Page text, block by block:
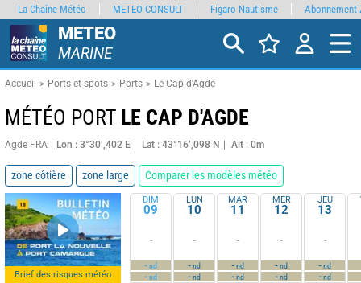
METEO
MARINE
Accueil Ports et spots Ports Le Cap d'Agde
MÉTÉO PORT LE CAP D'AGDE
Agde FRA Lon : 3°30’,402 E Lat : 43°16’,098 N Alt : 0m
zone côtière zone large Comparer les modèles météo
Brief des risques météo
DIM
09
-
-nd
-nd
LUN
10
-
-nd
-nd
MAR
11
-
-nd
-nd
MER
12
-
-nd
-nd
JEU
13
-
-nd
-nd
La Chaîne Météo METEO CONSULT Figaro Nautisme Abonnement